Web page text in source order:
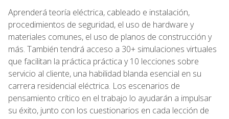
Aprenderá teoría eléctrica, cableado e instalación,
procedimientos de seguridad, el uso de hardware y
materiales comunes, el uso de planos de construcción y
más. También tendrá acceso a 30+ simulaciones virtuales
que facilitan la práctica práctica y 10 lecciones sobre
servicio al cliente, una habilidad blanda esencial en su
carrera residencial eléctrica. Los escenarios de
pensamiento crítico en el trabajo lo ayudarán a impulsar
su éxito, junto con los cuestionarios en cada lección de